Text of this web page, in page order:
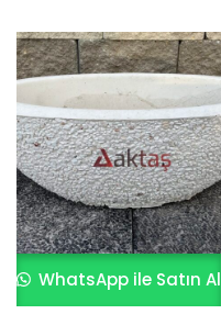
WhatsApp ile Satın Al